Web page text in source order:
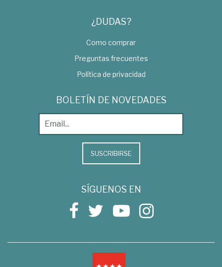
¿DUDAS?
Como comprar
Preguntas frecuentes
Política de privacidad
BOLETÍN DE NOVEDADES
SUSCRIBIRSE
SÍGUENOS EN